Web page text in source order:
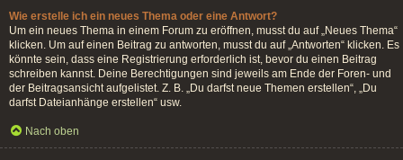
Wie erstelle ich ein neues Thema oder eine Antwort?
Um ein neues Thema in einem Forum zu eröffnen, musst du auf „Neues Thema“
klicken. Um auf einen Beitrag zu antworten, musst du auf „Antworten“ klicken. Es
könnte sein, dass eine Registrierung erforderlich ist, bevor du einen Beitrag
schreiben kannst. Deine Berechtigungen sind jeweils am Ende der Foren- und
der Beitragsansicht aufgelistet. Z. B. „Du darfst neue Themen erstellen“, „Du
darfst Dateianhänge erstellen“ usw.
Nach oben